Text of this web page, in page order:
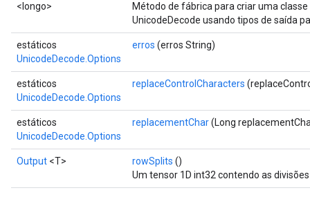
<longo>
Método de fábrica para criar uma
UnicodeDecode usando tipos de saída
estáticos
UnicodeDecode.Options
erros (erros String)
estáticos
UnicodeDecode.Options
replaceControlCharacters
estáticos
UnicodeDecode.Options
replacementChar(Long
Output <T> rowSplits ()
Um tensor 1D int32 contendo as